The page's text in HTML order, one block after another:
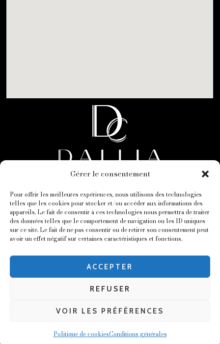
Gérer le consentement
Pour offrir les meilleures expériences, nous utilisons des technologies
telles que les cookies pour stocker et/ou accéder aux informations des
appareils. Le fait de consentir à ces technologies nous permettra de traiter
des données telles que le comportement de navigation ou les ID uniques
sur ce site. Le fait de ne pas consentir ou de retirer son consentement peut
avoir un effet négatif sur certaines caractéristiques et fonctions.
ACCEPTER
REFUSER
VOIR LES PRÉFÉRENCES
Politique de cookiesConditions générales
Sur mesure Soirée Accueil Contact
Politique de Confidentialité
Politique des Cookies
Copyright © 2024. Dallia Création - Tous droits réservés
Site réalisé par X MARKETING
Optimisé par SFI
mesure à Saint-Étienne et alentours